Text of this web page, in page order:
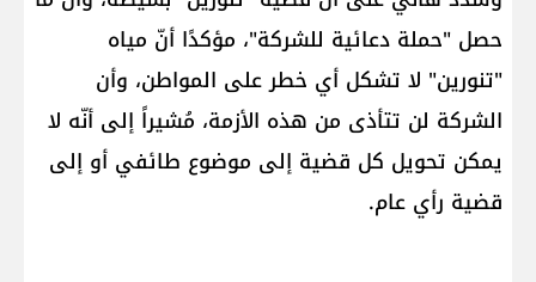
حصل "حملة دعائية للشركة"، مؤكدًا أنّ مياه
"تنورين" لا تشكل أي خطر على المواطن، وأن
الشركة لن تتأذى من هذه الأزمة، مُشيراً إلى أنّه لا
يمكن تحويل كل قضية إلى موضوع طائفي أو إلى
قضية رأي عام.